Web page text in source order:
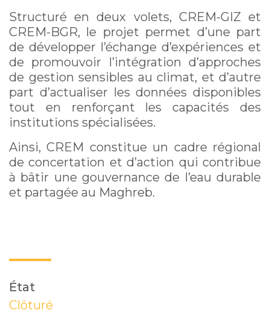
État
Clôturé
Structuré en deux volets, CREM-GIZ et
CREM-BGR, le projet permet d’une part
de développer l’échange d’expériences et
de promouvoir l’intégration d’approches
de gestion sensibles au climat, et d’autre
part d’actualiser les données disponibles
tout en renforçant les capacités des
institutions spécialisées.
Ainsi, CREM constitue un cadre régional
de concertation et d’action qui contribue
à bâtir une gouvernance de l’eau durable
et partagée au Maghreb.